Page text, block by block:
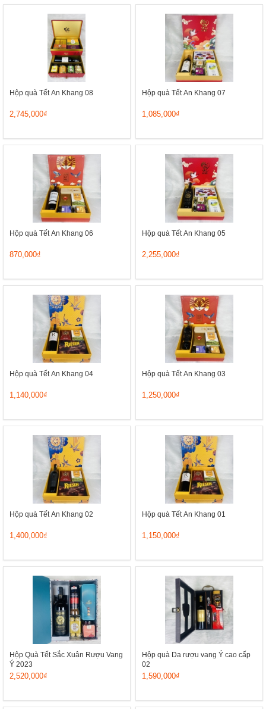
Hộp quà Tết An Khang 08
2,745,000₫
Hộp quà Tết An Khang 07
1,085,000₫
Hộp quà Tết An Khang 06
870,000₫
Hộp quà Tết An Khang 05
2,255,000₫
Hộp quà Tết An Khang 04
1,140,000₫
Hộp quà Tết An Khang 03
1,250,000₫
Hộp quà Tết An Khang 02
1,400,000₫
Hộp quà Tết An Khang 01
1,150,000₫
Hộp Quà Tết Sắc Xuân Rượu Vang
Ý 2023
2,520,000₫
Hộp quà Da rượu vang Ý cao cấp
02
1,590,000₫